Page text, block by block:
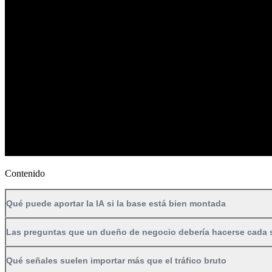
Contenido
Qué puede aportar la IA si la base está bien montada
Las preguntas que un dueño de negocio debería hacerse cada
Qué señales suelen importar más que el tráfico bruto